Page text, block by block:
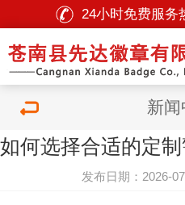
24小时免费服务
新
如何选择合适的定
发布日期：2026-